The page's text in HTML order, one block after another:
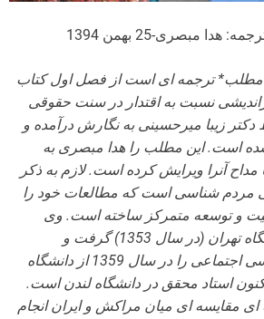
مبصری-25 بهمن 1394
مطلب* ترجمه ای است از فصل اول کتاب
نسبت به اقتدار در سنت حقوقی
که توسط دکتر زیبا میرحسینی به نگارش درآمده و
منتشر شده است. این مطلب را هدا مبصری به
آنرا ویرایش کرده است. لازم به ذکر
مردم شناسی است که مطالعات خود را
و توسعه متمرکز ساخته است. وی
لیسانس خود را از دانشگاه تهران (در سال 1353) گرفت و
دکترایش در مردم شناسی اجتماعی را در سال 1359 از دانشگاه
استاد محقق در دانشگاه لندن است.
ای مقایسه ای میان مراکش و ایران انجام